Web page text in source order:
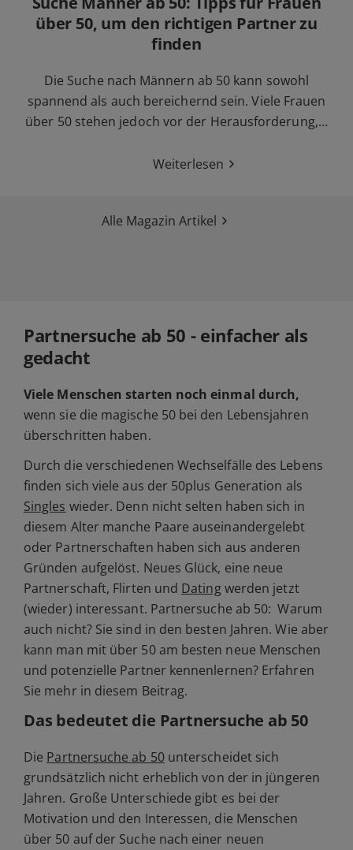
über 50, um den richtigen Partner zu
finden
Die Suche nach Männern ab 50 kann sowohl
spannend als auch bereichernd sein. Viele Frauen
über 50 stehen jedoch vor der Herausforderung,…
Weiterlesen
Alle Magazin Artikel
Partnersuche ab 50 - einfacher als
gedacht
Viele Menschen starten noch einmal durch,
wenn sie die magische 50 bei den Lebensjahren
überschritten haben.
Durch die verschiedenen Wechselfälle des Lebens
finden sich viele aus der 50plus Generation als
Singles wieder. Denn nicht selten haben sich in
diesem Alter manche Paare auseinandergelebt
oder Partnerschaften haben sich aus anderen
Gründen aufgelöst. Neues Glück, eine neue
Partnerschaft, Flirten und Datingwerden jetzt
(wieder) interessant. Partnersuche ab 50: Warum
auch nicht? Sie sind in den besten Jahren. Wie aber
kann man mit über 50 am besten neue Menschen
und potenzielle Partner kennenlernen? Erfahren
Sie mehr in diesem Beitrag.
Das bedeutet die Partnersuche ab 50
Die Partnersuche ab 50unterscheidet sich
grundsätzlich nicht erheblich von der in jüngeren
Jahren. Große Unterschiede gibt es bei der
Motivation und den Interessen, die Menschen
über 50 auf der Suche nach einer neuen